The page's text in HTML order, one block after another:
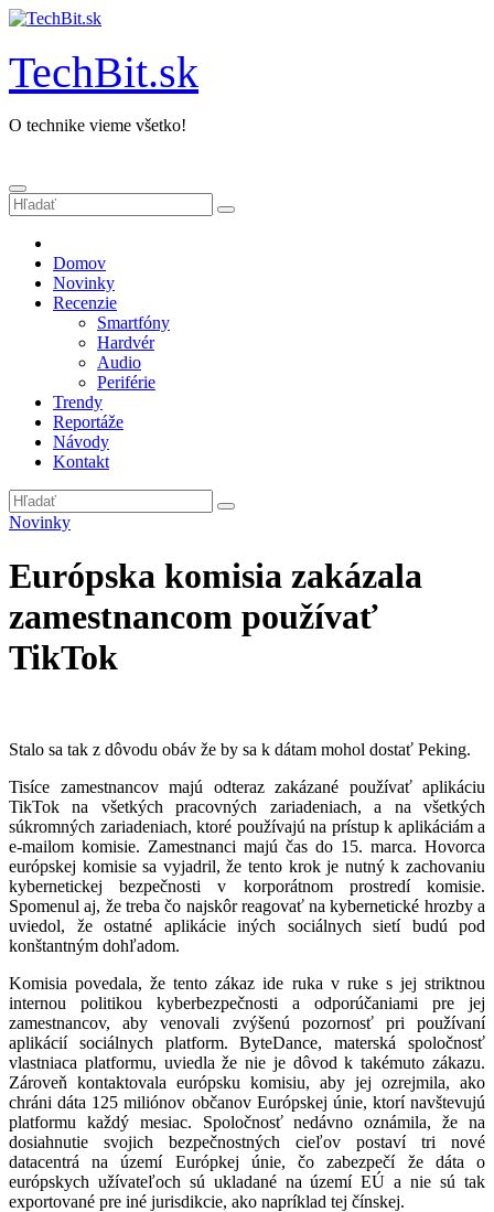
Prejsť
obsah
TechBit.sk
O technike vieme všetko!
Domov
Novinky
Recenzie
Smartfóny
Hardvér
Audio
Periférie
Trendy
Reportáže
Návody
Kontakt
Novinky
Európska komisia zakázala
zamestnancom používať
TikTok
Stalo sa tak z dôvodu obáv že by sa k dátam mohol dostať Peking.
Tisíce zamestnancov majú odteraz zakázané používať aplikáciu
TikTok na všetkých pracovných zariadeniach, a na všetkých
súkromných zariadeniach, ktoré používajú na prístup k aplikáciám a
e-mailom komisie. Zamestnanci majú čas do 15. marca. Hovorca
európskej komisie sa vyjadril, že tento krok je nutný k zachovaniu
kybernetickej bezpečnosti v korporátnom prostredí komisie.
Spomenul aj, že treba čo najskôr reagovať na kybernetické hrozby a
uviedol, že ostatné aplikácie iných sociálnych sietí budú pod
konštantným dohľadom.
Komisia povedala, že tento zákaz ide ruka v ruke s jej striktnou
internou politikou kyberbezpečnosti a odporúčaniami pre jej
zamestnancov, aby venovali zvýšenú pozornosť pri používaní
aplikácií sociálnych platform. ByteDance, materská spoločnosť
vlastniaca platformu, uviedla že nie je dôvod k takémuto zákazu.
Zároveň kontaktovala európsku komisiu, aby jej ozrejmila, ako
chráni dáta 125 miliónov občanov Európskej únie, ktorí navštevujú
platformu každý mesiac. Spoločnosť nedávno oznámila, že na
dosiahnutie svojich bezpečnostných cieľov postaví tri nové
datacentrá na území Európkej únie, čo zabezpečí že dáta o
európskych užívateľoch sú ukladané na území EÚ a nie sú tak
exportované pre iné jurisdikcie, ako napríklad tej čínskej.